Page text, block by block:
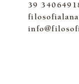
39